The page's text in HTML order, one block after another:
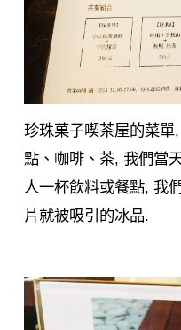
珍珠菓子喫茶屋的菜
點、咖啡、茶, 我們當
人一杯飲料或餐點, 我
片就被吸引的冰品.